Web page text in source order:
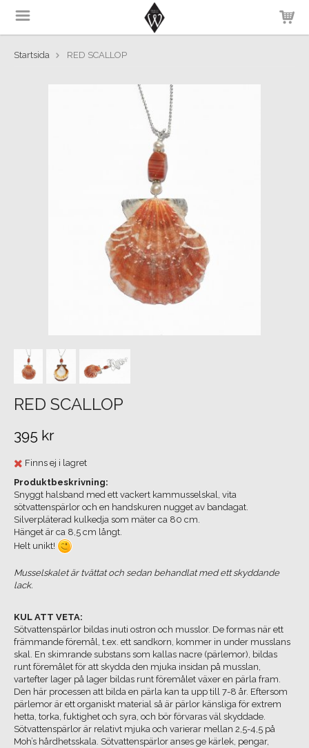
Startsida RED SCALLOP
RED SCALLOP
395 kr
Finns ej i lagret
Produktbeskrivning:
Snyggt halsband med ett vackert kammusselskal, vita
sötvattenspärlor och en handskuren nugget av bandagat.
Silverpläterad kulkedja som mäter ca 80 cm.
Hänget är ca 8,5 cm långt.
Helt unikt!
Musselskalet är tvättat och sedan behandlat med ett skyddande
lack.
KUL ATT VETA:
Sötvattenspärlor bildas inuti ostron och musslor. De formas när ett
främmande föremål, t.ex. ett sandkorn, kommer in under musslans
skal. En skimrande substans som kallas nacre (pärlemor), bildas
runt föremålet för att skydda den mjuka insidan på musslan,
vartefter lager på lager bildas runt föremålet växer en pärla fram.
Den här processen att bilda en pärla kan ta upp till 7-8 år. Eftersom
pärlemor är ett organiskt material så är pärlor känsliga för extrem
hetta, torka, fuktighet och syra, och bör förvaras väl skyddade.
Sötvattenspärlor är relativt mjuka och varierar mellan 2,5-4,5 på
Moh’s hårdhetsskala. Sötvattenspärlor anses ge kärlek, pengar,